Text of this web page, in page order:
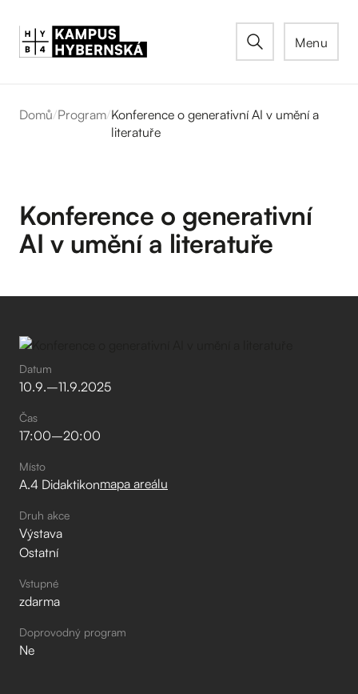
Menu
Domů/Program/Konference o generativní AI v umění a
literatuře
Konference o generativní
AI v umění a literatuře
Datum
10.9.–⁠11.9.2025
Čas
17:00–⁠20:00
Místo
A.4 Didaktikonmapa areálu
Druh akce
Výstava
Ostatní
Vstupné
zdarma
Doprovodný program
Ne